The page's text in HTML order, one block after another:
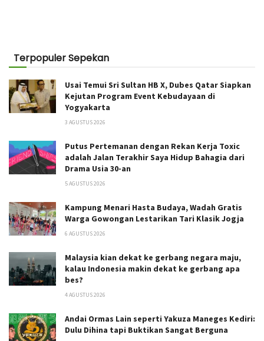
Terpopuler Sepekan
Usai Temui Sri Sultan HB X, Dubes Qatar Siapkan
Kejutan Program Event Kebudayaan di
Yogyakarta
3 AGUSTUS 2026
Putus Pertemanan dengan Rekan Kerja Toxic
adalah Jalan Terakhir Saya Hidup Bahagia dari
Drama Usia 30-an
5 AGUSTUS 2026
Kampung Menari Hasta Budaya, Wadah Gratis
Warga Gowongan Lestarikan Tari Klasik Jogja
6 AGUSTUS 2026
Malaysia kian dekat ke gerbang negara maju,
kalau Indonesia makin dekat ke gerbang apa
bes?
4 AGUSTUS 2026
Andai Ormas Lain seperti Yakuza Maneges Kediri:
Dulu Dihina tapi Buktikan Sangat Berguna